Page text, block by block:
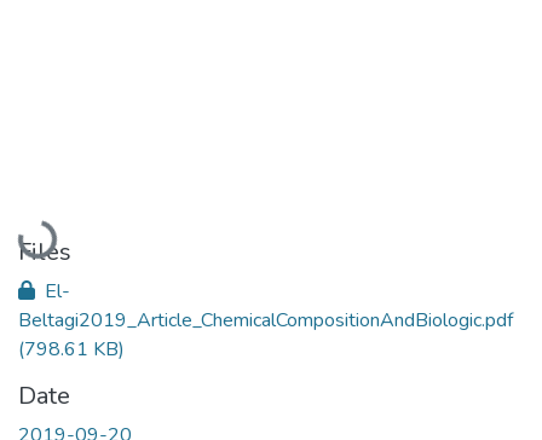
Loading...
Files
El-
Beltagi2019_Article_ChemicalCompositionAndBiologic.pdf
(798.61 KB)
Date